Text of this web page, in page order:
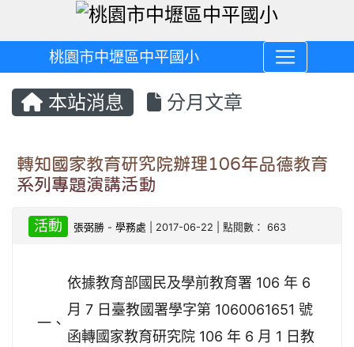
桃園市中壢區中平國小
本站消息 分月文章
轉知國家教育研究院辦理106年品德教育
系列專題演講活動
活動 張弼勝 -學務處 | 2017-06-22 | 點閱數： 663
一、
依據教育部國民及學前教育署 106 年 6
月 7 日臺教國署學字第 1060061651 號
函轉國家教育研究院 106 年 6 月 1 日教